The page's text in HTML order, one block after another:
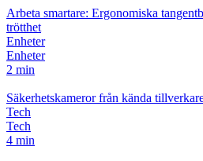
Arbeta smartare: Ergonomiska
trötthet
Enheter
Enheter
2 min
Säkerhetskameror från kända
Tech
Tech
4 min